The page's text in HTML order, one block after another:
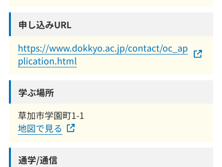
申し込みURL
https://www.dokkyo.ac.jp/contact/oc_ap
plication.html
学ぶ場所
草加市学園町1-1
地図で見る
通学/通信